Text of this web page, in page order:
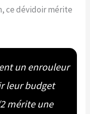
ce dévidoir mérite
un enrouleur
leur budget
2 mérite une